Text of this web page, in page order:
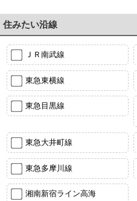
住みたい沿線
ＪＲ南武線
東急東横線
東急目黒線
東急大井町線
東急多摩川線
湘南新宿ライン高海